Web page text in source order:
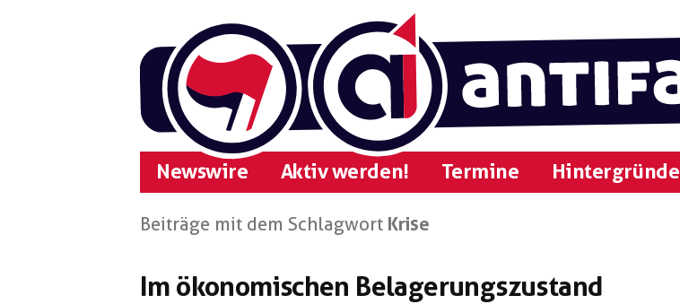
Newswire Aktiv werden! Termine Hintergründe
Beiträge mit dem Schlagwort Krise
Im ökonomischen Belagerungszustand